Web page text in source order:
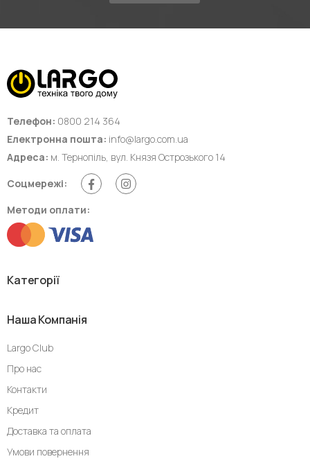
Телефон: 0800 214 364
Електронна пошта: info@largo.com.ua
Адреса: м. Тернопіль, вул. Князя Острозького 14
Соцмережі:
Методи оплати:
Категорії
Наша Компанія
Largo Club
Про нас
Контакти
Кредит
Доставка та оплата
Умови повернення